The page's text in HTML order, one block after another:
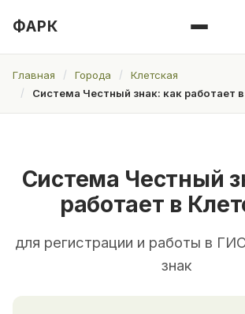
ФАРК
Главная Города
Клетская
Система Честный знак: как работает
Система Честный
работает в
для регистрации и работы в
знак